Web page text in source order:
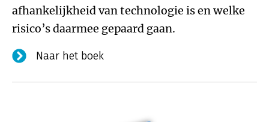
afhankelijkheid van technologie is en welke
risico’s daarmee gepaard gaan.
Naar het boek